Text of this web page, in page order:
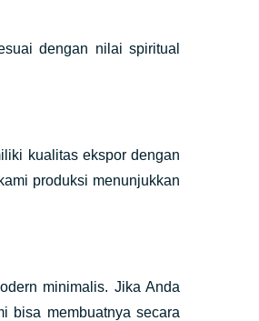
dengan nilai spiritual
kualitas ekspor dengan
produksi menunjukkan
minimalis. Jika Anda
bisa membuatnya secara